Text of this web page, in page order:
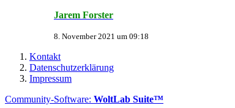
Jarem Forster
8. November 2021 um 09:18
Kontakt
Datenschutzerklärung
Impressum
Community-Software: WoltLab Suite™